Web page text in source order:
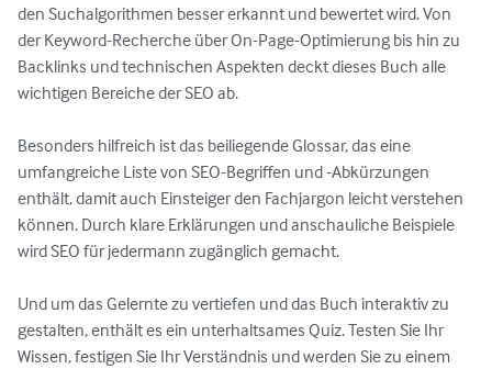
den Suchalgorithmen besser erkannt und bewertet wird. Von
der Keyword-Recherche über On-Page-Optimierung bis hin zu
Backlinks und technischen Aspekten deckt dieses Buch alle
wichtigen Bereiche der SEO ab.
Besonders hilfreich ist das beiliegende Glossar, das eine
umfangreiche Liste von SEO-Begriffen und -Abkürzungen
enthält, damit auch Einsteiger den Fachjargon leicht verstehen
können. Durch klare Erklärungen und anschauliche Beispiele
wird SEO für jedermann zugänglich gemacht.
Und um das Gelernte zu vertiefen und das Buch interaktiv zu
gestalten, enthält es ein unterhaltsames Quiz. Testen Sie Ihr
Wissen, festigen Sie Ihr Verständnis und werden Sie zu einem